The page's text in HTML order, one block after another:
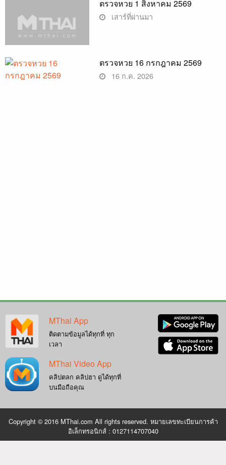
ตรวจหวย 1 สิงหาคม 2569
เสาร์ที่ผ่านมา
ตรวจหวย 16 กรกฎาคม 2569
16 ก.ค. 2026
MThai App
ติดตามข้อมูลได้ทุกที่ ทุก
เวลา
MThai Video App
คลิปตลก คลิปฮา ดูได้ทุกที่
บนมือถือคุณ
Copyright © 2016 MThai.com All rights reserved. หมายเลขทะเบียนการค้า
อิเล็กทรอนิกส์ : 0127114707040